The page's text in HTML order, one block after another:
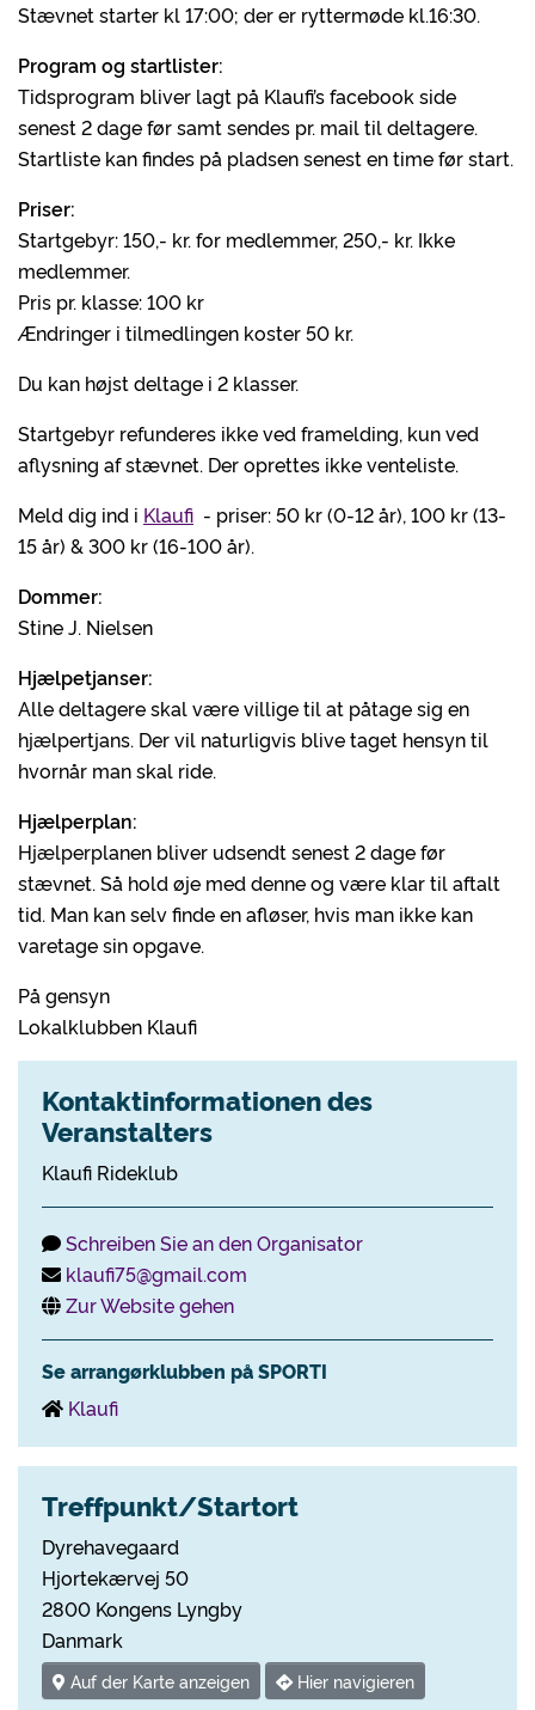
Stævnet starter kl 17:00; der er ryttermøde kl.16:30.
Program og startlister:
Tidsprogram bliver lagt på Klaufi’s facebook side
senest 2 dage før samt sendes pr. mail til deltagere.
Startliste kan findes på pladsen senest en time før start.
Priser:
Startgebyr: 150,- kr. for medlemmer, 250,- kr. Ikke
medlemmer.
Pris pr. klasse: 100 kr
Ændringer i tilmedlingen koster 50 kr.
Du kan højst deltage i 2 klasser.
Startgebyr refunderes ikke ved framelding, kun ved
aflysning af stævnet. Der oprettes ikke venteliste.
Meld dig ind i Klaufi - priser: 50 kr (0-12 år), 100 kr (13-
15 år) & 300 kr (16-100 år).
Dommer:
Stine J. Nielsen
Hjælpetjanser:
Alle deltagere skal være villige til at påtage sig en
hjælpertjans. Der vil naturligvis blive taget hensyn til
hvornår man skal ride.
Hjælperplan:
Hjælperplanen bliver udsendt senest 2 dage før
stævnet. Så hold øje med denne og være klar til aftalt
tid. Man kan selv finde en afløser, hvis man ikke kan
varetage sin opgave.
På gensyn
Lokalklubben Klaufi
Kontaktinformationen des
Veranstalters
Klaufi Rideklub
Schreiben Sie an den Organisator
klaufi75@gmail.com
Zur Website gehen
Se arrangørklubben på SPORTI
Klaufi
Treffpunkt/Startort
Dyrehavegaard
Hjortekærvej 50
2800 Kongens Lyngby
Danmark
Auf der Karte anzeigen Hier navigieren